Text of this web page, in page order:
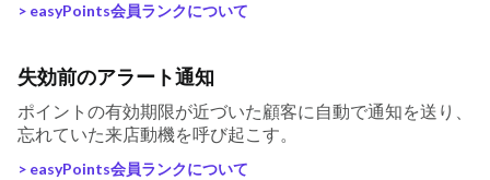
> easyPoints会員ランクについて
失効前のアラート通知
ポイントの有効期限が近づいた顧客に自動で通知を送り、
忘れていた来店動機を呼び起こす。
> easyPoints会員ランクについて